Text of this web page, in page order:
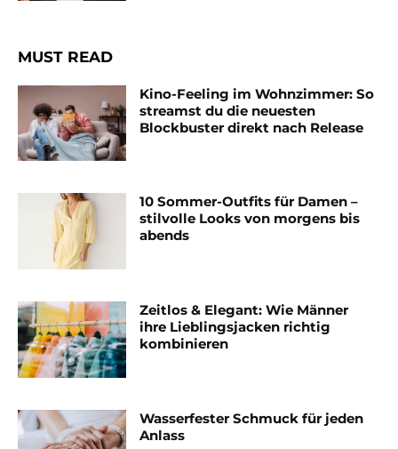
MUST READ
Kino-Feeling im Wohnzimmer: So
streamst du die neuesten
Blockbuster direkt nach Release
10 Sommer-Outfits für Damen –
stilvolle Looks von morgens bis
abends
Zeitlos & Elegant: Wie Männer
ihre Lieblingsjacken richtig
kombinieren
Wasserfester Schmuck für jeden
Anlass